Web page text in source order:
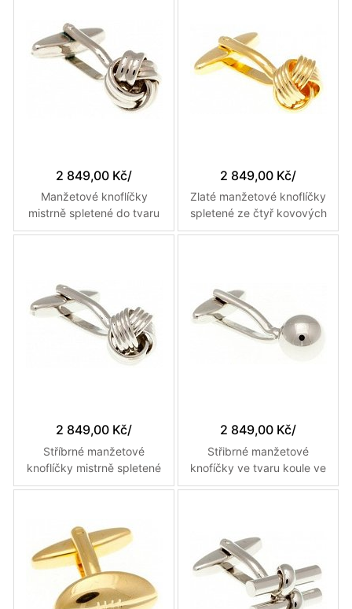
2 849,00 Kč/
Manžetové knoflíčky
mistrně spletené do tvaru
uzle stříbrné barvy
2 849,00 Kč/
Zlaté manžetové knoflíčky
spletené ze čtyř kovových
vláken do uzlíku
2 849,00 Kč/
Stříbrné manžetové
knoflíčky mistrně spletené
ze čtyř kovových vláken
2 849,00 Kč/
Střibrné manžetové
knofíčky ve tvaru koule ve
vysokém lesku